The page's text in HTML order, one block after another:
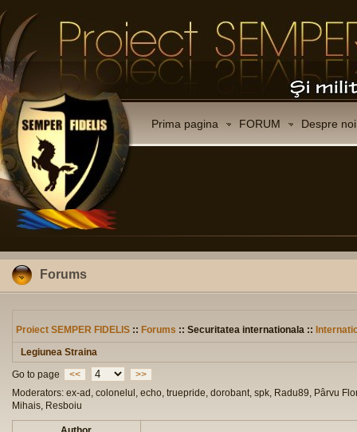
Prima pagina FORUM Despre noi
Forums
Proiect SEMPER FIDELIS :: Forums :: Securitatea internationala ::
Legiunea Straina
Go to page
<<
>>
Moderators: ex-ad, colonelul, echo, truepride, dorobant, spk, Radu89, Pârvu
Mihais, Resboiu